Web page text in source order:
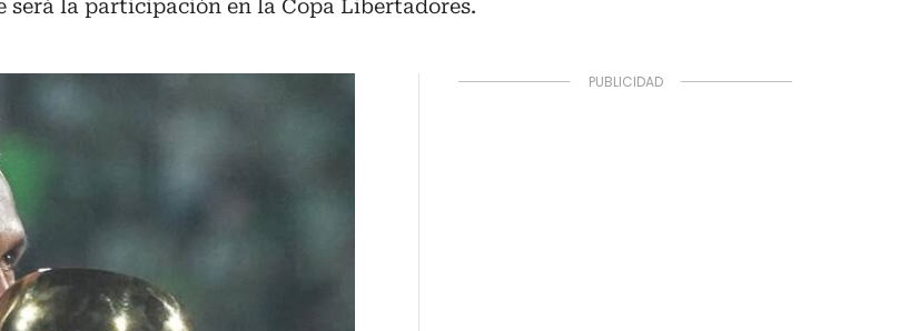
será la participación en la Copa Libertadores.